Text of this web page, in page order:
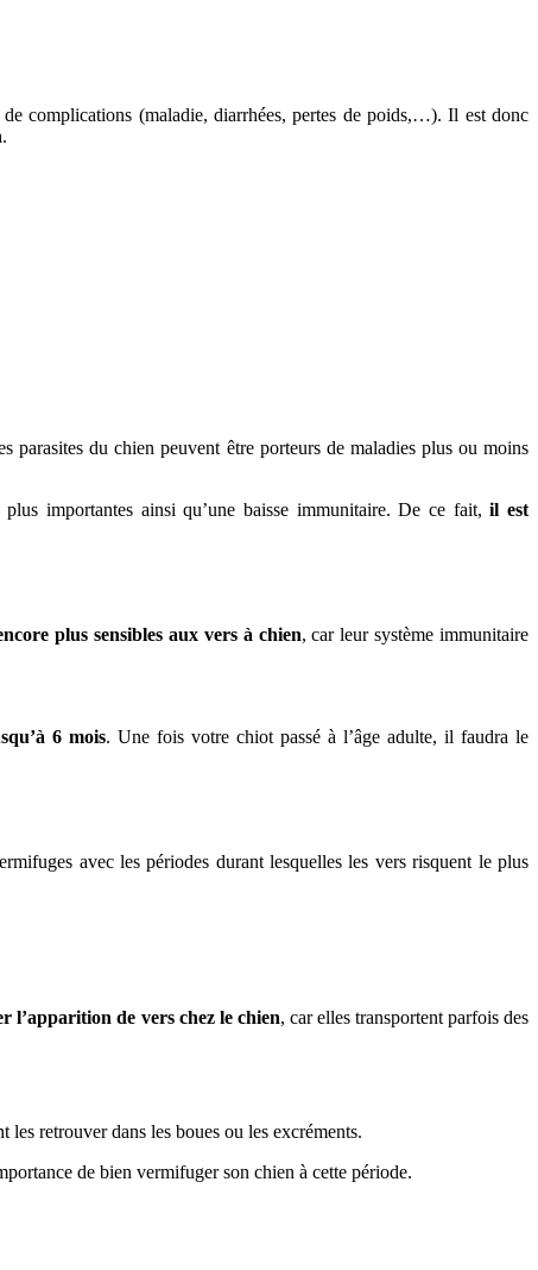
complications (maladie, diarrhées, pertes de poids,…). Il est donc
.
parasites du chien peuvent être porteurs de maladies plus ou moins
importantes ainsi qu’une baisse immunitaire. De ce fait,il est
plus sensibles aux vers à chien, car leur système immunitaire
6 mois. Une fois votre chiot passé à l’âge adulte, il faudra le
avec les périodes durant lesquelles les vers risquent le plus
l’apparition de vers chez le chien, car elles transportent parfois des
les retrouver dans les boues ou les excréments.
de bien vermifuger son chien à cette période.